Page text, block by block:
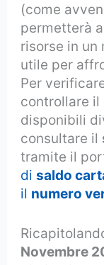
(come
permetterà
risorse in
utile per
Per
controllare il
disponibili
consultare il
tramite il
disaldo
il numero
Novembre